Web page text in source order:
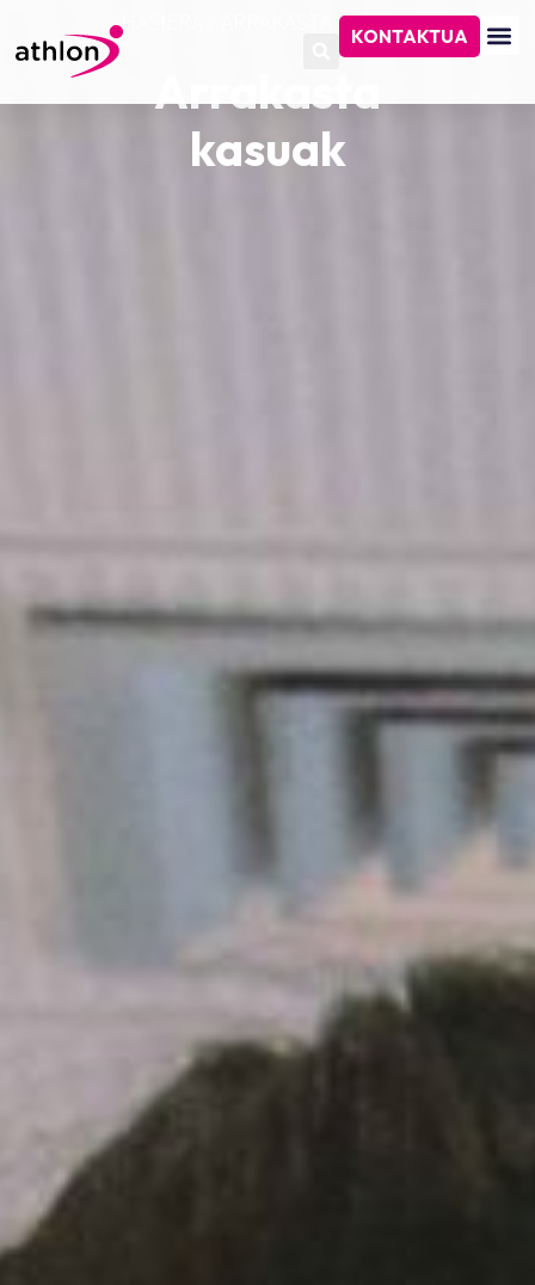
KONTAKTUA
HASIERA ARRAKASTA KASUAK
Arrakasta
kasuak